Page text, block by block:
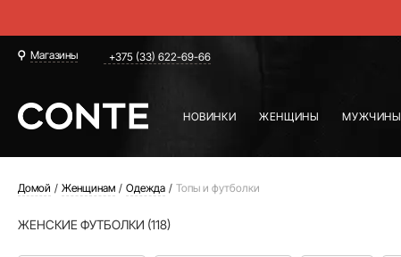
Магазины +375 (33) 622-69-66
НОВИНКИ ЖЕНЩИНЫ МУЖЧИНЫ
Домой Женщинам Одежда Топы и футболки
ЖЕНСКИЕ ФУТБОЛКИ (118)